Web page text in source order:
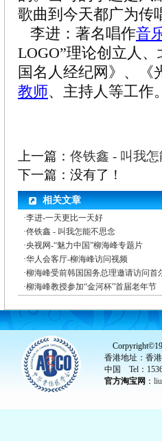
歌曲到今天都广为传
李进：著名唱作音
LOGO”理论创立人
国名人经纪网》、《
教师、主持人等工作。
上一篇： 佟铁鑫 - 叫我
下一篇：没有了！
相关文章
·李进-一天更比一天好
·佟铁鑫 - 叫我怎能不思念
·央视网-“魅力中国”柳海峰专题片
·华人会客厅-柳海峰访问视频
·柳海峰受前韩国国务总理邀请访问首
·柳海峰教授参加“金河杯”首届老年节
香港地址：香
中国 Tel：
官方淘宝网 ：